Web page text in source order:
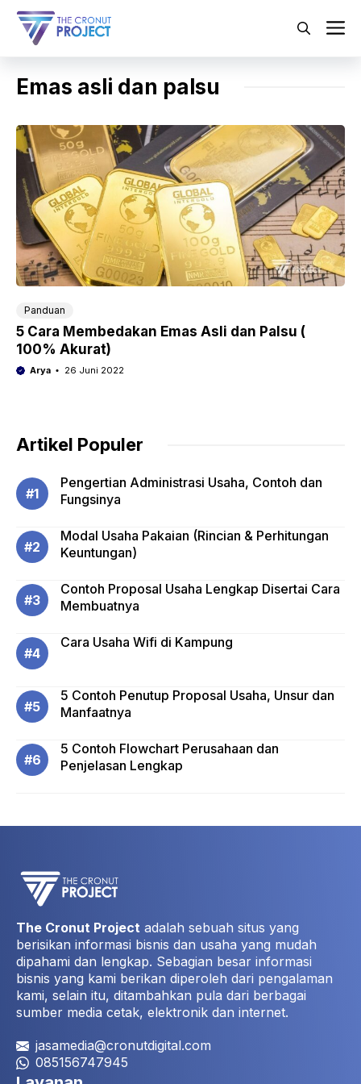
Langsung
Emas asli dan palsu
Panduan
5 Cara Membedakan Emas Asli dan Palsu (
100% Akurat)
Arya 26 Juni 2022
Artikel Populer
Pengertian Administrasi Usaha, Contoh dan
Fungsinya
Modal Usaha Pakaian (Rincian & Perhitungan
Keuntungan)
Contoh Proposal Usaha Lengkap Disertai Cara
Membuatnya
Cara Usaha Wifi di Kampung
5 Contoh Penutup Proposal Usaha, Unsur dan
Manfaatnya
5 Contoh Flowchart Perusahaan dan
Penjelasan Lengkap
The Cronut Project adalah sebuah situs yang
berisikan informasi bisnis dan usaha yang mudah
dipahami dan lengkap. Sebagian besar informasi
bisnis yang kami berikan diperoleh dari pengalaman
kami, selain itu, ditambahkan pula dari berbagai
sumber media cetak, elektronik dan internet.
jasamedia@cronutdigital.com
085156747945